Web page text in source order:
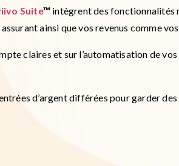
Suite™ intègrent des fonctionnalités
ainsi que vos revenus comme
claires et sur l’automatisation de
d’argent différées pour garder